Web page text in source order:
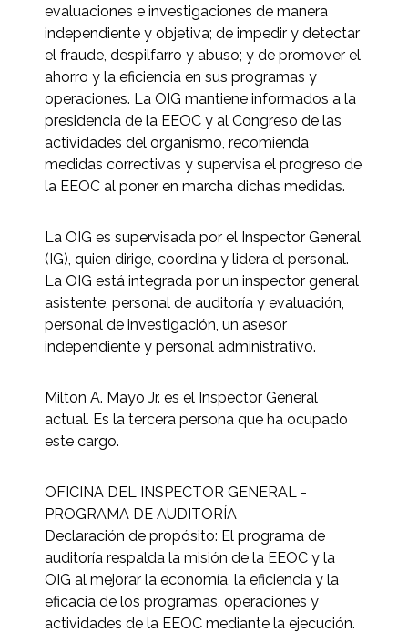
evaluaciones e investigaciones de manera
independiente y objetiva; de impedir y detectar
el fraude, despilfarro y abuso; y de promover el
ahorro y la eficiencia en sus programas y
operaciones. La OIG mantiene informados a la
presidencia de la EEOC y al Congreso de las
actividades del organismo, recomienda
medidas correctivas y supervisa el progreso de
la EEOC al poner en marcha dichas medidas.
La OIG es supervisada por el Inspector General
(IG), quien dirige, coordina y lidera el personal.
La OIG está integrada por un inspector general
asistente, personal de auditoría y evaluación,
personal de investigación, un asesor
independiente y personal administrativo.
Milton A. Mayo Jr. es el Inspector General
actual. Es la tercera persona que ha ocupado
este cargo.
OFICINA DEL INSPECTOR GENERAL -
PROGRAMA DE AUDITORÍA
Declaración de propósito: El programa de
auditoría respalda la misión de la EEOC y la
OIG al mejorar la economía, la eficiencia y la
eficacia de los programas, operaciones y
actividades de la EEOC mediante la ejecución.